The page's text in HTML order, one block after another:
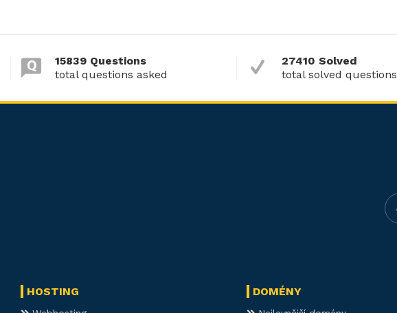
15839 Questions
total questions asked
27410 Solved
total solved questions
HOSTING DOMÉNY